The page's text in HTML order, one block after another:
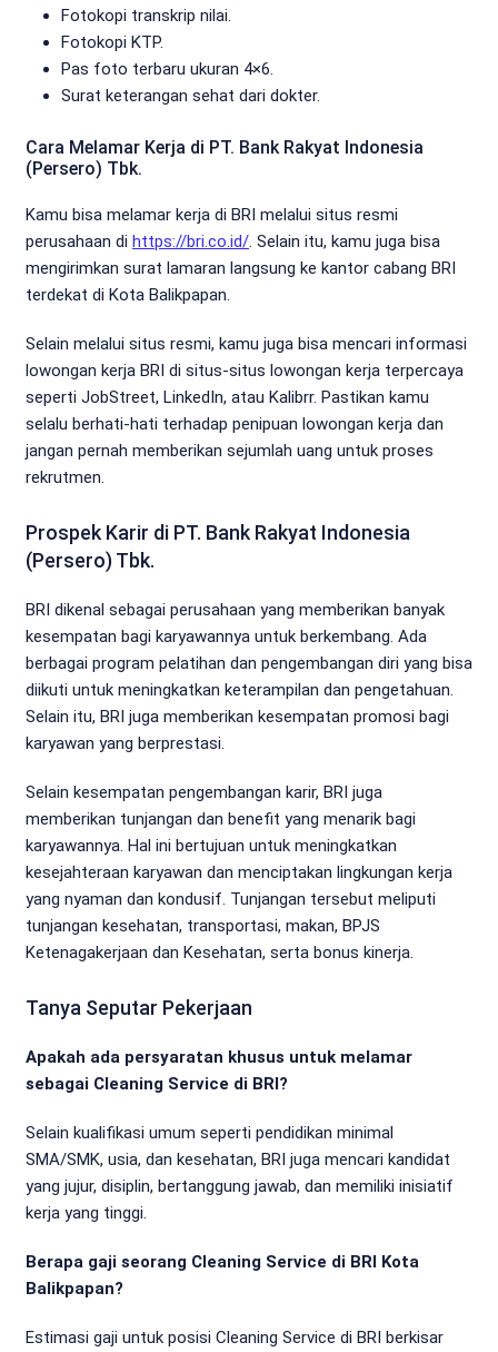
Fotokopi transkrip nilai.
Fotokopi KTP.
Pas foto terbaru ukuran 4×6.
Surat keterangan sehat dari dokter.
Cara Melamar Kerja di PT. Bank Rakyat Indonesia
(Persero) Tbk.
Kamu bisa melamar kerja di BRI melalui situs resmi
perusahaan di https://bri.co.id/. Selain itu, kamu juga bisa
mengirimkan surat lamaran langsung ke kantor cabang BRI
terdekat di Kota Balikpapan.
Selain melalui situs resmi, kamu juga bisa mencari informasi
lowongan kerja BRI di situs-situs lowongan kerja terpercaya
seperti JobStreet, LinkedIn, atau Kalibrr. Pastikan kamu
selalu berhati-hati terhadap penipuan lowongan kerja dan
jangan pernah memberikan sejumlah uang untuk proses
rekrutmen.
Prospek Karir di PT. Bank Rakyat Indonesia
(Persero) Tbk.
BRI dikenal sebagai perusahaan yang memberikan banyak
kesempatan bagi karyawannya untuk berkembang. Ada
berbagai program pelatihan dan pengembangan diri yang bisa
diikuti untuk meningkatkan keterampilan dan pengetahuan.
Selain itu, BRI juga memberikan kesempatan promosi bagi
karyawan yang berprestasi.
Selain kesempatan pengembangan karir, BRI juga
memberikan tunjangan dan benefit yang menarik bagi
karyawannya. Hal ini bertujuan untuk meningkatkan
kesejahteraan karyawan dan menciptakan lingkungan kerja
yang nyaman dan kondusif. Tunjangan tersebut meliputi
tunjangan kesehatan, transportasi, makan, BPJS
Ketenagakerjaan dan Kesehatan, serta bonus kinerja.
Tanya Seputar Pekerjaan
Apakah ada persyaratan khusus untuk melamar
sebagai Cleaning Service di BRI?
Selain kualifikasi umum seperti pendidikan minimal
SMA/SMK, usia, dan kesehatan, BRI juga mencari kandidat
yang jujur, disiplin, bertanggung jawab, dan memiliki inisiatif
kerja yang tinggi.
Berapa gaji seorang Cleaning Service di BRI Kota
Balikpapan?
Estimasi gaji untuk posisi Cleaning Service di BRI berkisar